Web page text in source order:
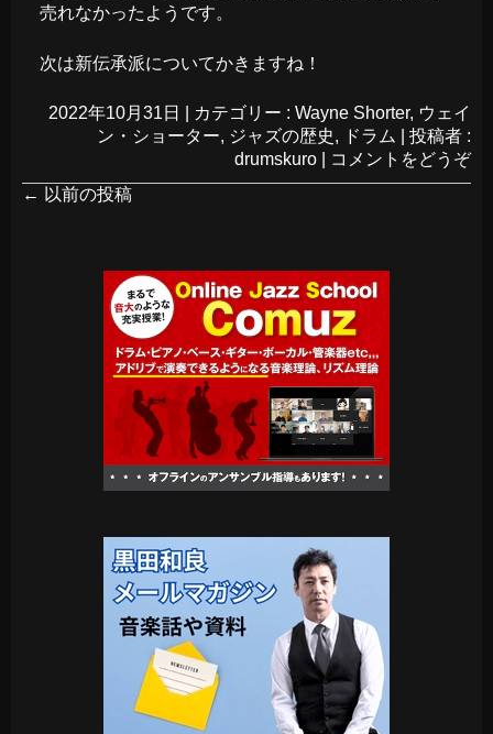
売れなかったようです。
次は新伝承派についてかきますね！
2022年10月31日 カテゴリー : Wayne Shorter, ウェイ
ン・ショーター, ジャズの歴史, ドラム
投稿者 :
drumskuro
コメントをどうぞ
← 以前の投稿